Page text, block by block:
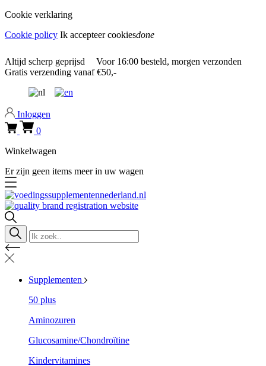
Cookie verklaring
Cookie policy Ik accepteer cookiesdone
Altijd scherp geprijsd Voor 16:00 besteld, morgen verzonden
Gratis verzending vanaf €50,-
Inloggen
0
Winkelwagen
Er zijn geen items meer in uw wagen
Supplementen
50 plus
Aminozuren
Glucosamine/Chondroïtine
Kindervitamines